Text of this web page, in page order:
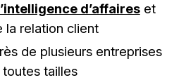
d’affaireset
la relation client
de plusieurs entreprises
tailles